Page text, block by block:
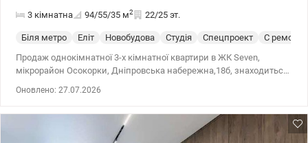
3 кімнатна 94/55/35 м2 22/25 эт.
Біля метро Еліт Новобудова Студія Спецпроект
С
Продаж однокімнатної 3-х кімнатної квартири в ЖК Seven,
мікрорайон Осокорки, Дніпровська набережна,18б, знаходиться
дизайнерським ремонтом, індивідуальним плануванням,
дороговартісною побутовою технікою (пральна та сушильна
Оновлено: 27.07.2026